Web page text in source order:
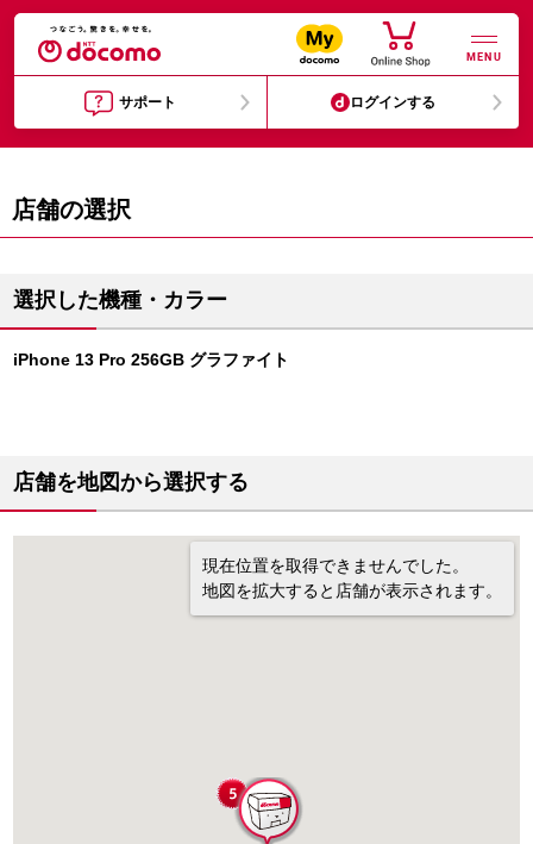
MENU
サポート ログインする
店舗の選択
選択した機種・カラー
iPhone 13 Pro 256GB グラファイト
店舗を地図から選択する
現在位置を取得できませんでした。
地図を拡大すると店舗が表示されます。